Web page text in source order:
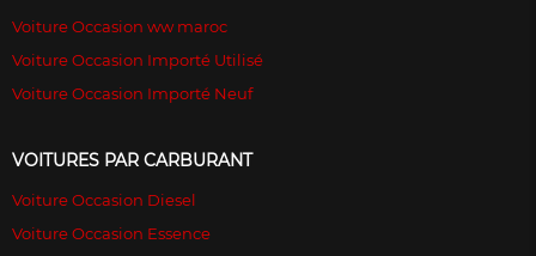
Voiture Occasion ww maroc
Voiture Occasion Importé Utilisé
Voiture Occasion Importé Neuf
VOITURES PAR CARBURANT
Voiture Occasion Diesel
Voiture Occasion Essence